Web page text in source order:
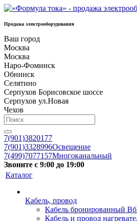
Продажа электрооборудования
Ваш город
Москва
Москва
Наро-Фоминск
Обнинск
Селятино
Серпухов Борисовское шоссе
Серпухов ул.Новая
Чехов
7(901)3820177
7(901)3328996Освещение
7(499)7077157Многоканальный
Звоните с 9:00 до 19:00
Каталог
Кабель, провод
Кабель бронированный
Кабель и провод